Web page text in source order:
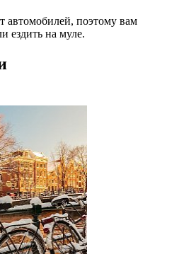
автомобилей, поэтому вам
ездить на муле.